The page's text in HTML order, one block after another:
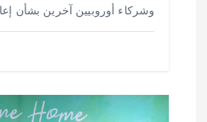
وشركاء أوروبيين آخرين بشأن